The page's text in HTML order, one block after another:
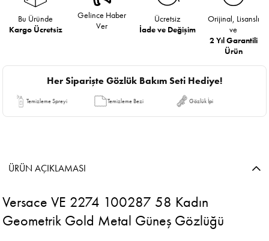
Bu Üründe
Kargo Ücretsiz
Gelince Haber
Ver
Ücretsiz
İade ve Değişim
Orijinal, Lisanslı
ve
2 Yıl Garantili
Ürün
Her Siparişte Gözlük Bakım Seti Hediye!
Temizleme Spreyi Temizleme Bezi Gözlük İpi
ÜRÜN AÇIKLAMASI
Versace VE 2274 100287 58 Kadın
Geometrik Gold Metal Güneş Gözlüğü